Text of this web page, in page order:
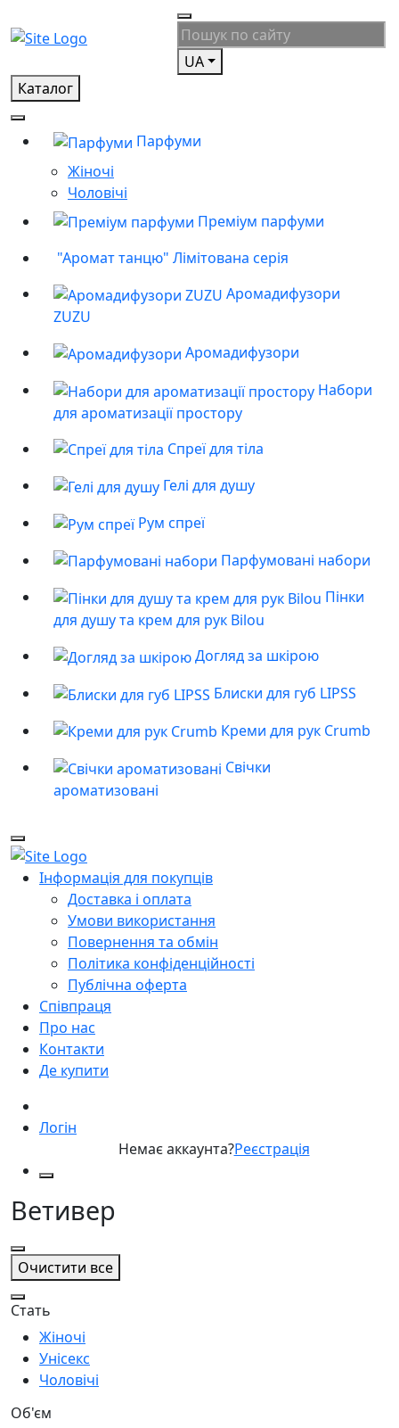
UA
Каталог
Парфуми
Жіночі
Чоловічі
Преміум парфуми
"Аромат танцю" Лімітована серія
Аромадифузори
ZUZU
Аромадифузори
Набори
для ароматизації простору
Спреї для тіла
Гелі для душу
Рум спреї
Парфумовані набори
Пінки
для душу та крем для рук Bilou
Догляд за шкірою
Блиски для губ LIPSS
Креми для рук Crumb
Свічки
ароматизовані
Інформація для покупців
Доставка і оплата
Умови використання
Повернення та обмін
Політика конфіденційності
Публічна оферта
Співпраця
Про нас
Контакти
Де купити
Логін
Немає аккаунта?Реєстрація
Ветивер
Очистити все
Стать
Жіночі
Унісекс
Чоловічі
Об'єм